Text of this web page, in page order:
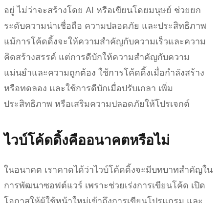
อยู่ ไม่ว่าจะสร้างโดย AI หรือเขียนโดยมนุษย์ ช่วยยก
ระดับความน่าเชื่อถือ ความปลอดภัย และประสิทธิภาพ
แม้การโค้ดดิ้งจะให้ความสำคัญกับความเร็วและความ
คิดสร้างสรรค์ แต่การดีบักให้ความสำคัญกับความ
แม่นยำและความถูกต้อง ใช้การโค้ดดิ้งเมื่อกำลังสร้าง
หรือทดลอง และใช้การดีบักเมื่อปรับเกลา เพิ่ม
ประสิทธิภาพ หรือเสริมความปลอดภัยให้โปรเจกต์
ไวบ์โค้ดดิ้งคืออนาคตหรือไม่
ในอนาคต เราคาดได้ว่าไวบ์โค้ดดิ้งจะมีบทบาทสำคัญใน
การพัฒนาซอฟต์แวร์ เพราะช่วยเร่งการเขียนโค้ด เปิด
โอกาสให้ผู้ใช้หน้าใหม่เข้าถึงการเขียนโปรแกรม และ